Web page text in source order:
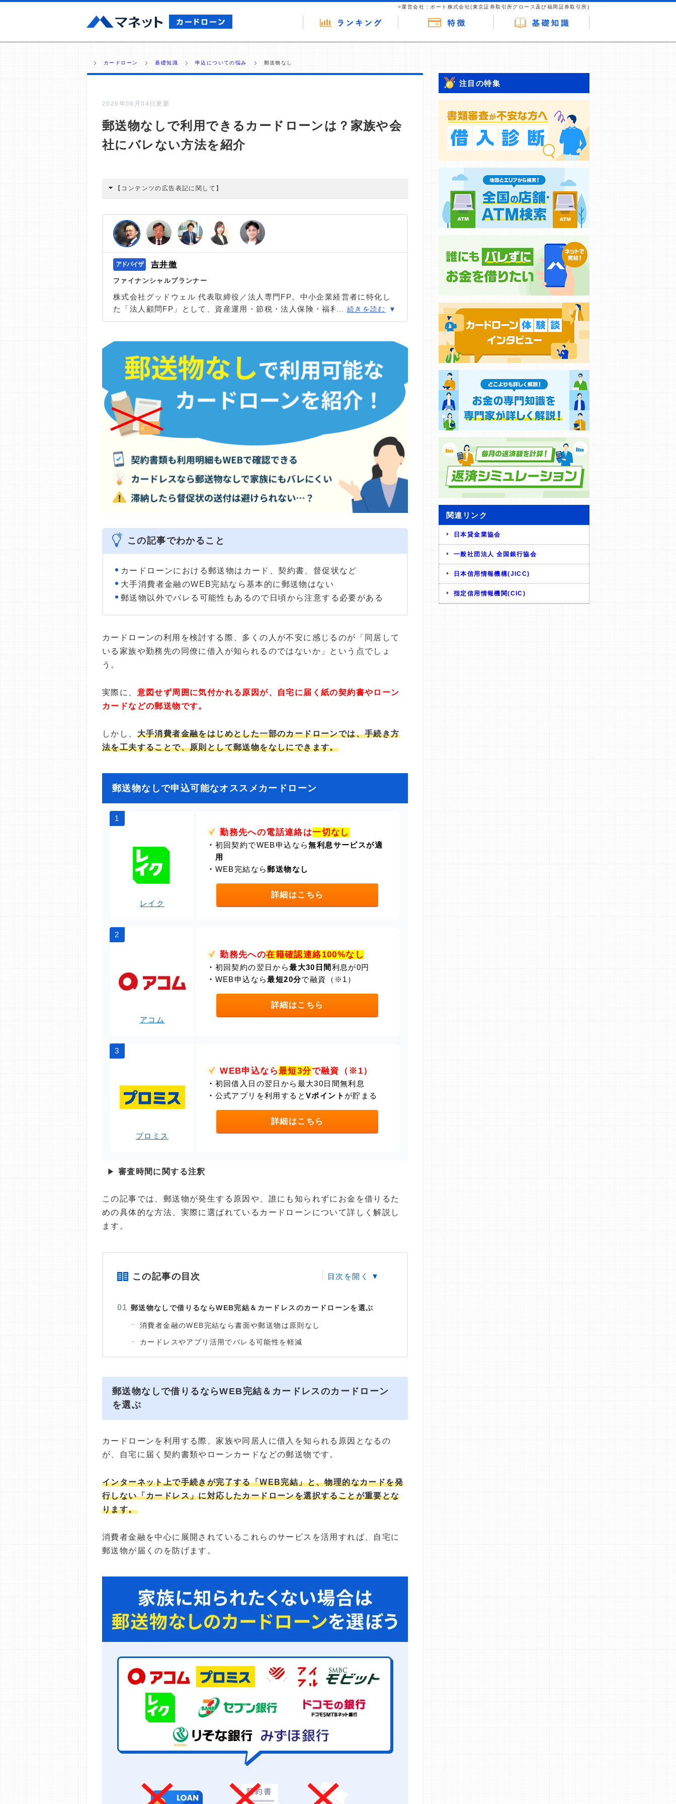
>運営会社：ポート株式会社(東京証券取引所グロース及び福岡証券取引所)
カードローン 基礎知識 申込についての悩み 郵送物なし
2026年08月04日更新
郵送物なしで利用できるカードローンは？家族や会
社にバレない方法を紹介
【コンテンツの広告表記に関して】
編集部の調査／ユーザーへの口コミ収集などに基づき、公平性を担保した情報提供を行っていま
す。
>提携企業一覧
吉井徹
ファイナンシャルプランナー
株式会社グッドウェル 代表取締役／法人専門FP。中小企業経営者に特化し
た「法人顧問FP」として、資産運用・節税・法人保険・福利厚生制度の構築
談受付中。
＞＞公式ページ
続きを読む
この記事でわかること
カードローンにおける郵送物はカード、契約書、督促状など
大手消費者金融のWEB完結なら基本的に郵送物はない
郵送物以外でバレる可能性もあるので日頃から注意する必要がある
カードローンの利用を検討する際、多くの人が不安に感じるのが「同居して
いる家族や勤務先の同僚に借入が知られるのではないか」という点でしょ
う。
実際に、 意図せず周囲に気付かれる原因が、自宅に届く紙の契約書やローン
カードなどの郵送物です。
しかし、 大手消費者金融をはじめとした一部のカードローンでは、手続き方
法を工夫することで、原則として郵送物をなしにできます。
郵送物なしで申込可能なオススメカードローン
1
レイク
勤務先への電話連絡は一切なし
・ 初回契約でWEB申込なら無利息サービスが適
用
・ WEB完結なら郵送物なし
詳細はこちら
2
アコム
勤務先への在籍確認連絡100%なし
・ 初回契約の翌日から最大30日間 利息が0円
・ WEB申込なら最短20分で融資（※1）
詳細はこちら
3
プロミス
WEB申込なら最短3分で融資（※1）
・ 初回借入日の翌日から最大30日間無利息
・ 公式アプリを利用するとVポイント が貯まる
詳細はこちら
▶ 審査時間に関する注釈
この記事では、郵送物が発生する原因や、誰にも知られずにお金を借りるた
めの具体的な方法、実際に選ばれているカードローンについて詳しく解説し
ます。
この記事の目次
郵送物なしで借りるならWEB完結＆カードレスのカードローンを選ぶ
消費者金融のWEB完結なら書面や郵送物は原則なし
カードレスやアプリ活用でバレる可能性を軽減
郵送物なしで借りるならWEB完結＆カードレスのカードローン
を選ぶ
カードローンを利用する際、家族や同居人に借入を知られる原因となるの
が、自宅に届く契約書類やローンカードなどの郵送物です。
インターネット上で手続きが完了する「WEB完結」と、物理的なカードを発
行しない「カードレス」に対応したカードローンを選択することが重要とな
ります。
消費者金融を中心に展開されているこれらのサービスを活用すれば、自宅に
郵送物が届くのを防げます。
注目の特集
関連リンク
日本貸金業協会
一般社団法人 全国銀行協会
日本信用情報機構(JICC)
指定信用情報機関(CIC)